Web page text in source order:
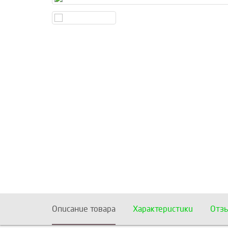
Описание товара Характеристики